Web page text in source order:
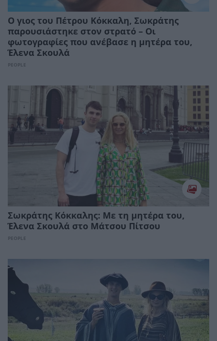
Ο γιος του Πέτρου Κόκκαλη, Σωκράτης
παρουσιάστηκε στον στρατό – Οι
φωτογραφίες που ανέβασε η μητέρα του,
Έλενα Σκουλά
PEOPLE
Σωκράτης Κόκκαλης: Με τη μητέρα του,
Έλενα Σκουλά στο Μάτσου Πίτσου
PEOPLE